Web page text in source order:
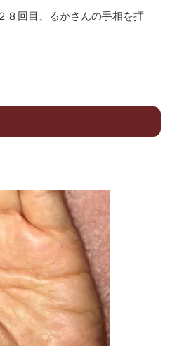
８回目、るかさんの手相を拝